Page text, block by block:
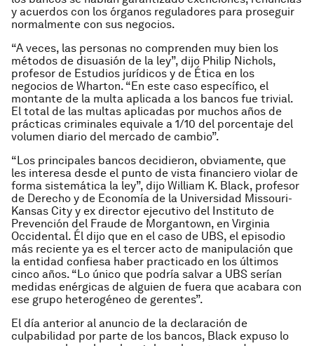
y acuerdos con los órganos reguladores para proseguir
normalmente con sus negocios.
“A veces, las personas no comprenden muy bien los
métodos de disuasión de la ley”, dijo Philip Nichols,
profesor de Estudios jurídicos y de Ética en los
negocios de Wharton. “En este caso específico, el
montante de la multa aplicada a los bancos fue trivial.
El total de las multas aplicadas por muchos años de
prácticas criminales equivale a 1/10 del porcentaje del
volumen diario del mercado de cambio”.
“Los principales bancos decidieron, obviamente, que
les interesa desde el punto de vista financiero violar de
forma sistemática la ley”, dijo William K. Black, profesor
de Derecho y de Economía de la Universidad Missouri-
Kansas City y ex director ejecutivo del Instituto de
Prevención del Fraude de Morgantown, en Virginia
Occidental. Él dijo que en el caso de UBS, el episodio
más reciente ya es el tercer acto de manipulación que
la entidad confiesa haber practicado en los últimos
cinco años. “Lo único que podría salvar a UBS serían
medidas enérgicas de alguien de fuera que acabara con
ese grupo heterogéneo de gerentes”.
El día anterior al anuncio de la declaración de
culpabilidad por parte de los bancos, Black expuso lo